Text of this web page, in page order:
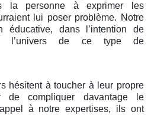
la personne à exprimer les
lui poser problème. Notre
éducative, dans l’intention de
l’univers de ce type de
hésitent à toucher à leur propre
compliquer davantage le
à notre expertises, ils ont